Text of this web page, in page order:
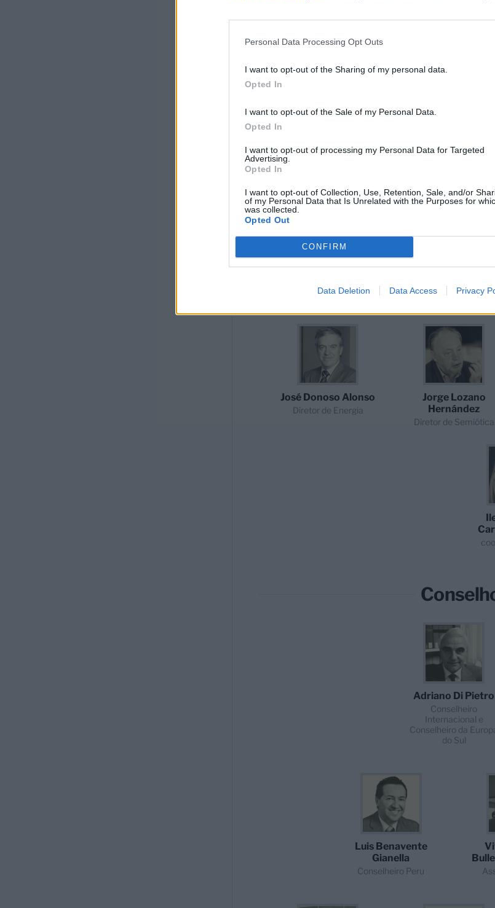
Personal Data Processing Opt Outs
I want to opt-out of the Sharing of my personal data.
Opted In
I want to opt-out of the Sale of my Personal Data.
Opted In
I want to opt-out of processing my Personal Data for Targeted
Advertising.
Opted In
I want to opt-out of Collection, Use, Retention, Sale, and/or
of my Personal Data that Is Unrelated with the Purposes for
was collected.
Opted Out
CONFIRM
Data Deletion Data Access Privacy
Diretor de Análise
Domínguez
Eva Valle Maestro
Diretora de
Transformação
José Donoso Alonso
Diretor de Energia
Jorge Lozano
Hernández
Diretor de Semiótica
Adriano Di Pietro
Conselheiro
Internacional e
Conselheiro da
do Sul
Luis Benavente
Gianella
Conselheiro Peru